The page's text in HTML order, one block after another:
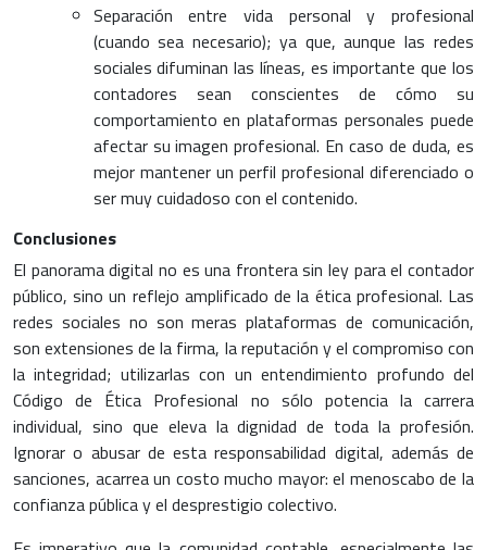
Separación entre vida personal y profesional
(cuando sea necesario); ya que, aunque las redes
sociales difuminan las líneas, es importante que los
contadores sean conscientes de cómo su
comportamiento en plataformas personales puede
afectar su imagen profesional. En caso de duda, es
mejor mantener un perfil profesional diferenciado o
ser muy cuidadoso con el contenido.
Conclusiones
El panorama digital no es una frontera sin ley para el contador
público, sino un reflejo amplificado de la ética profesional. Las
redes sociales no son meras plataformas de comunicación,
son extensiones de la firma, la reputación y el compromiso con
la integridad; utilizarlas con un entendimiento profundo del
Código de Ética Profesional no sólo potencia la carrera
individual, sino que eleva la dignidad de toda la profesión.
Ignorar o abusar de esta responsabilidad digital, además de
sanciones, acarrea un costo mucho mayor: el menoscabo de la
confianza pública y el desprestigio colectivo.